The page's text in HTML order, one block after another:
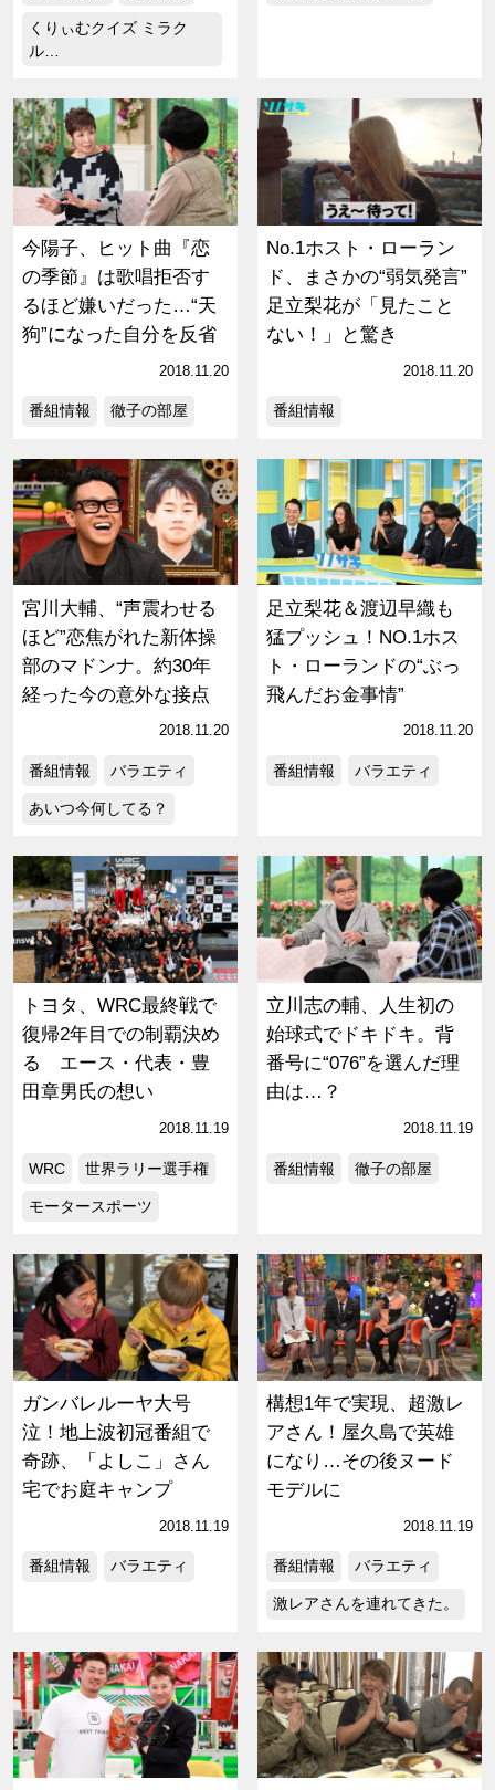
くりぃむクイズ ミラク
ル…
今陽子、ヒット曲『恋
の季節』は歌唱拒否す
るほど嫌いだった…“天
狗”になった自分を反省
2018.11.20
番組情報 徹子の部屋
No.1ホスト・ローラン
ド、まさかの“弱気発言”
足立梨花が「見たこと
ない！」と驚き
2018.11.20
番組情報
宮川大輔、“声震わせる
ほど”恋焦がれた新体操
部のマドンナ。約30年
経った今の意外な接点
2018.11.20
番組情報 バラエティ
あいつ今何してる？
足立梨花＆渡辺早織も
猛プッシュ！NO.1ホス
ト・ローランドの“ぶっ
飛んだお金事情”
2018.11.20
番組情報 バラエティ
トヨタ、WRC最終戦で
復帰2年目での制覇決め
る エース・代表・豊
田章男氏の想い
2018.11.19
WRC 世界ラリー選手権
モータースポーツ
立川志の輔、人生初の
始球式でドキドキ。背
番号に“076”を選んだ理
由は…？
2018.11.19
番組情報 徹子の部屋
ガンバレルーヤ大号
泣！地上波初冠番組で
奇跡、「よしこ」さん
宅でお庭キャンプ
2018.11.19
番組情報 バラエティ
構想1年で実現、超激レ
アさん！屋久島で英雄
になり…その後ヌード
モデルに
2018.11.19
番組情報 バラエティ
激レアさんを連れてきた。